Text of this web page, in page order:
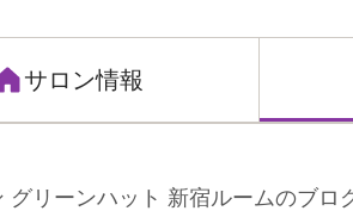
サロン情報
グリーンハット 新宿ルームのブロ